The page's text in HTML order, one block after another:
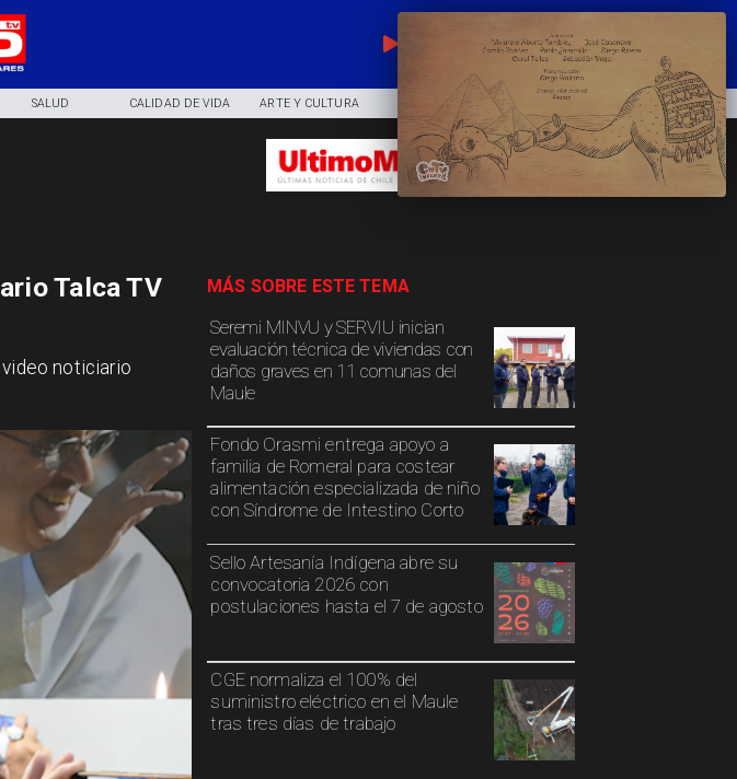
EN VIVO
SALUD CALIDAD DE VIDA ARTE Y CULTURA COMUNIDAD DEPORTES
Seremi MINVU y SERVIU inician
evaluación técnica de viviendas con
daños graves en 11 comunas del
Maule
Fondo Orasmi entrega apoyo a
familia de Romeral para costear
alimentación especializada de niño
con Síndrome de Intestino Corto
Sello Artesanía Indígena abre su
convocatoria 2026 con
postulaciones hasta el 7 de agosto
CGE normaliza el 100% del
suministro eléctrico en el Maule
tras tres días de trabajo
MÁS SOBRE ESTE TEMA
Talca TV
noticiario